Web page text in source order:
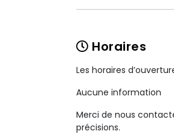
Horaires
Les horaires
Aucune information
Merci de nous
précisions.